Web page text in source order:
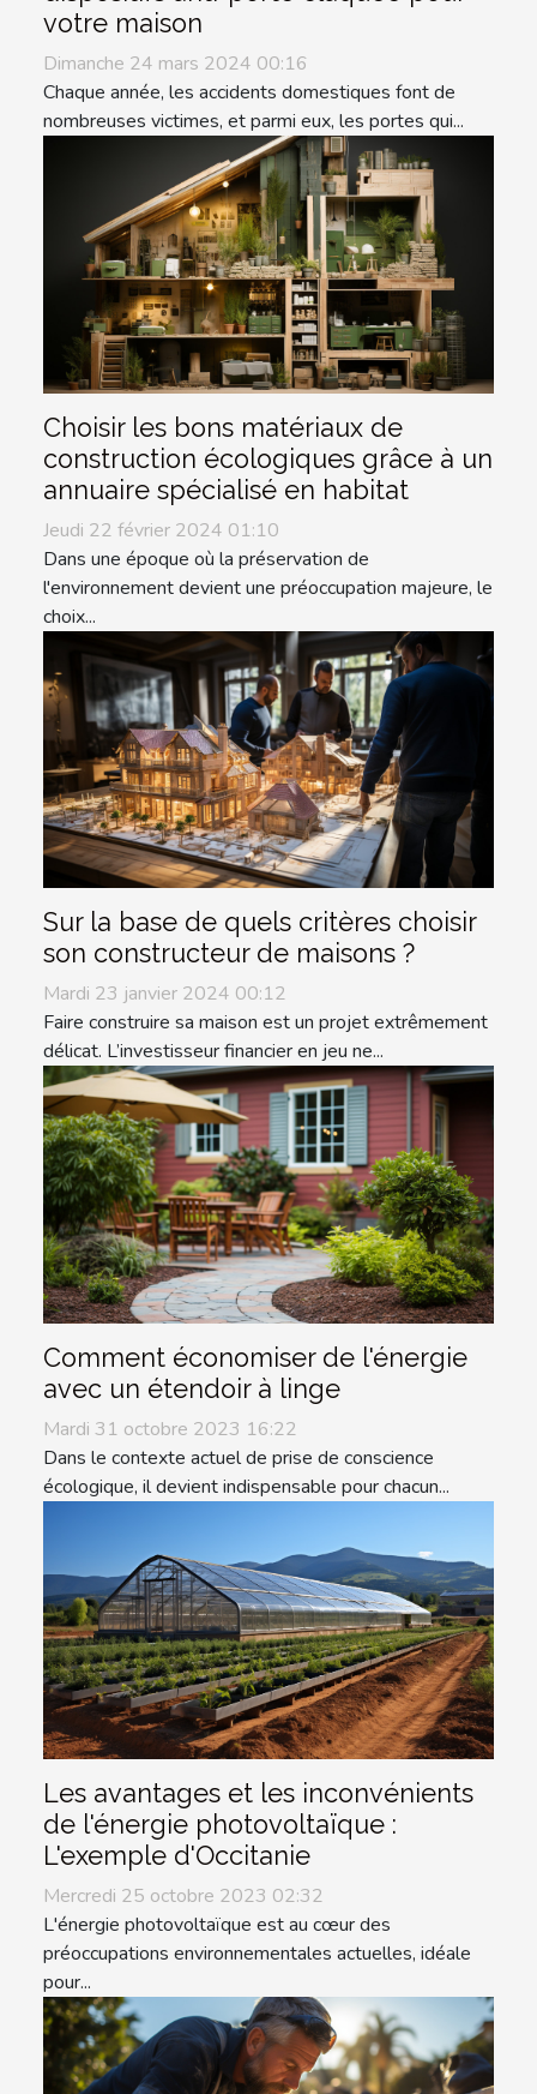
votre maison
Dimanche 24 mars 2024 00:16
Chaque année, les accidents domestiques font de
nombreuses victimes, et parmi eux, les portes qui...
Choisir les bons matériaux de
construction écologiques grâce à un
annuaire spécialisé en habitat
Jeudi 22 février 2024 01:10
Dans une époque où la préservation de
l'environnement devient une préoccupation majeure, le
choix...
Sur la base de quels critères choisir
son constructeur de maisons ?
Mardi 23 janvier 2024 00:12
Faire construire sa maison est un projet extrêmement
délicat. L’investisseur financier en jeu ne...
Comment économiser de l'énergie
avec un étendoir à linge
Mardi 31 octobre 2023 16:22
Dans le contexte actuel de prise de conscience
écologique, il devient indispensable pour chacun...
Les avantages et les inconvénients
de l'énergie photovoltaïque :
L'exemple d'Occitanie
Mercredi 25 octobre 2023 02:32
L'énergie photovoltaïque est au cœur des
préoccupations environnementales actuelles, idéale
pour...